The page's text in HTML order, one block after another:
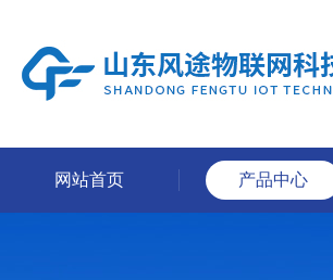
网站首页 产品中心